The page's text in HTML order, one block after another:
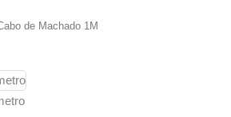
de Machado 1M